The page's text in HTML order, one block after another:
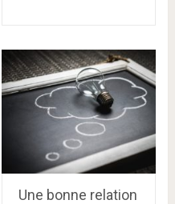
Une bonne relation